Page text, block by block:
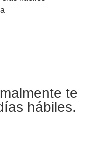
te
hábiles.